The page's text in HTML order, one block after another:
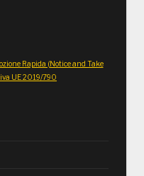
Rapida (Notice and Take
UE 2019/790